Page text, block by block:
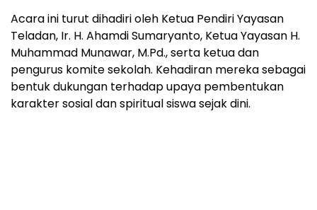
Acara ini turut dihadiri oleh Ketua Pendiri Yayasan
Teladan, Ir. H. Ahamdi Sumaryanto, Ketua Yayasan H.
Muhammad Munawar, M.Pd., serta ketua dan
pengurus komite sekolah. Kehadiran mereka sebagai
bentuk dukungan terhadap upaya pembentukan
karakter sosial dan spiritual siswa sejak dini.